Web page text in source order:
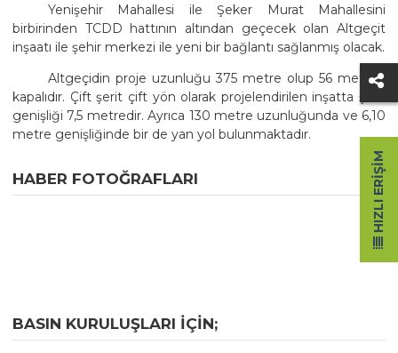
Yenişehir Mahallesi ile Şeker Murat Mahallesini
birbirinden TCDD hattının altından geçecek olan Altgeçit
inşaatı ile şehir merkezi ile yeni bir bağlantı sağlanmış olacak.
Altgeçidin proje uzunluğu 375 metre olup 56 metresi
kapalıdır. Çift şerit çift yön olarak projelendirilen inşatta şerit
genişliği 7,5 metredir. Ayrıca 130 metre uzunluğunda ve 6,10
metre genişliğinde bir de yan yol bulunmaktadır.
HABER FOTOĞRAFLARI
BASIN KURULUŞLARI IÇIN;
HIZLI ERIŞIM